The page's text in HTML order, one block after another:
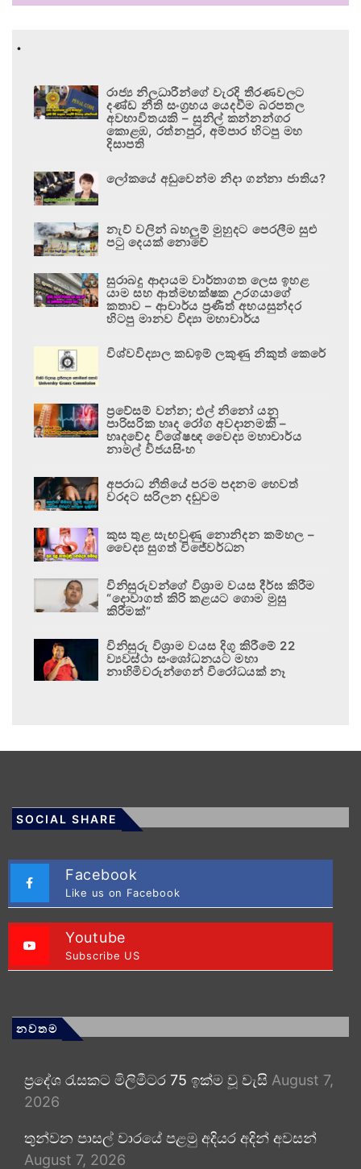
.
රාජ්‍ය නිලධාරීන්ගේ වැරදි තීරණවලට
දණ්ඩ නීති සංග්‍රහය යෙදවීම බරපතල
අවභාවිතයකි – සුනිල් කන්නන්ගර
කොළඹ, රත්නපුර, අම්පාර හිටපු මහ
දිසාපති
ලෝකයේ අඩුවෙන්ම නිදා ගන්නා ජාතිය?
නැව් වලින් බහලුම් මුහුදට පෙරලීම සුළු
පටු දෙයක් නොවේ
සුරාබදු ආදායම වාර්තාගත ලෙස ඉහළ
යාම සහ ආත්මභක්ෂක උරගයාගේ
කතාව – ආචාර්ය ප්‍රණීත් අභයසුන්දර
හිටපු මානව විද්‍යා මහාචාර්ය
විශ්වවිද්‍යාල කඩඉම් ලකුණු නිකුත් කෙරේ
ප්‍රවේසම් වන්න; එල් නිනෝ යනු
පාරිසරික හෘද රෝග අවදානමකි –
හෘදවේද විශේෂඥ වෛද්‍ය මහාචාර්ය
නාමල් විජයසිංහ
අපරාධ නීතියේ පරම පදනම හෙවත්
වරදට සරිලන දඬුවම
කුස තුළ සැඟවුණු නොනිදන කම්හල –
වෛද්‍ය සුගත් විජේවර්ධන
විනිසුරුවන්ගේ විශ්‍රාම වයස දීර්ඝ කිරීම
“දොවාගත් කිරි කළයට ගොම මුසු
කිරීමක්”
විනිසුරු විශ්‍රාම වයස දිගු කිරීමේ 22
ව්‍යවස්ථා සංශෝධනයට මහා
නාහිමිවරුන්ගෙන් විරෝධයක් නෑ
SOCIAL SHARE
Facebook
Like us on Facebook
Youtube
Subscribe US
නවතම
ප්‍රදේශ රැසකට මිලිමීටර 75 ඉක්ම වූ වැසි August 7,
2026
තුන්වන පාසල් වාරයේ පළමු අදියර අදින් අවසන්
August 7, 2026